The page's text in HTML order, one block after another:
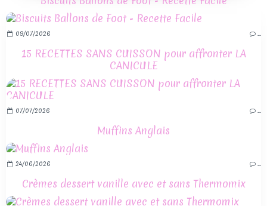
09/07/2026 …
15 RECETTES SANS CUISSON pour affronter LA
CANICULE
07/07/2026 …
Muffins Anglais
24/06/2026 …
Crèmes dessert vanille avec et sans Thermomix